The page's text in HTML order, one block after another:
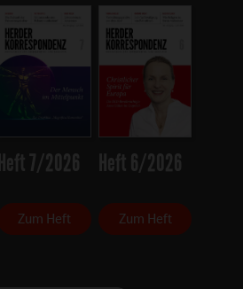
Heft 7/2026
Zum Heft
Heft 6/2026
Zum Heft